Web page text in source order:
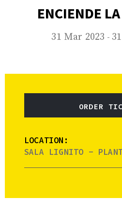
ENCIENDE
31 Mar 2023 -
ORDER
LOCATION:
SALA LIGNITO -